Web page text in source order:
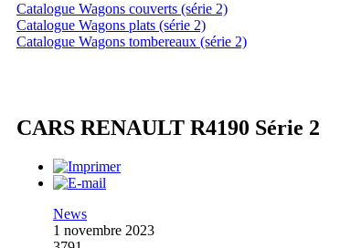
Catalogue Wagons couverts (série 2)
Catalogue Wagons plats (série 2)
Catalogue Wagons tombereaux (série 2)
CARS RENAULT R4190 Série 2
News
1 novembre 2023